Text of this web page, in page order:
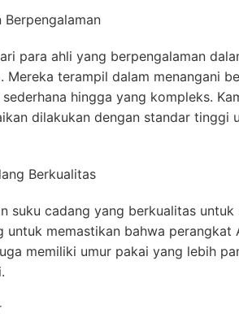
Berpengalaman
para ahli yang berpengalaman
Mereka terampil dalam menangani
hingga yang kompleks.
dilakukan dengan standar tinggi
Berkualitas
suku cadang yang berkualitas untuk
untuk memastikan bahwa perangkat
memiliki umur pakai yang lebih